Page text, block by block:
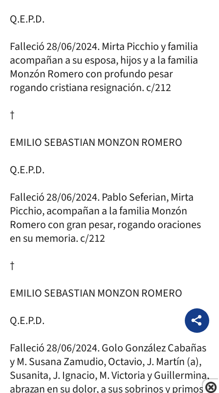
Q.E.P.D.
Falleció 28/06/2024. Mirta Picchio y familia
acompañan a su esposa, hijos y a la familia
Monzón Romero con profundo pesar
rogando cristiana resignación. c/212
†
EMILIO SEBASTIAN MONZON ROMERO
Q.E.P.D.
Falleció 28/06/2024. Pablo Seferian, Mirta
Picchio, acompañan a la familia Monzón
Romero con gran pesar, rogando oraciones
en su memoria. c/212
†
EMILIO SEBASTIAN MONZON ROMERO
Q.E.P.D.
Falleció 28/06/2024. Golo González Cabañas
y M. Susana Zamudio, Octavio, J. Martín (a),
Susanita, J. Ignacio, M. Victoria y Guillermina,
abrazan en su dolor, a sus sobrinos y primos,